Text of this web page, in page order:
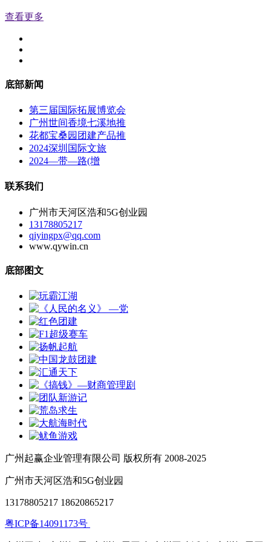
查看更多
底部新闻
第三届国际拓展博览会
广州世间香境七溪地推
花都宝桑园团建产品推
2024深圳国际文旅
2024—带—路(增
联系我们
广州市天河区浩和5G创业园
13178805217
qiyingpx@qq.com
www.qywin.cn
底部图文
广州起赢企业管理有限公司 版权所有 2008-2025
广州市天河区浩和5G创业园
13178805217 18620865217
粤ICP备14091173号